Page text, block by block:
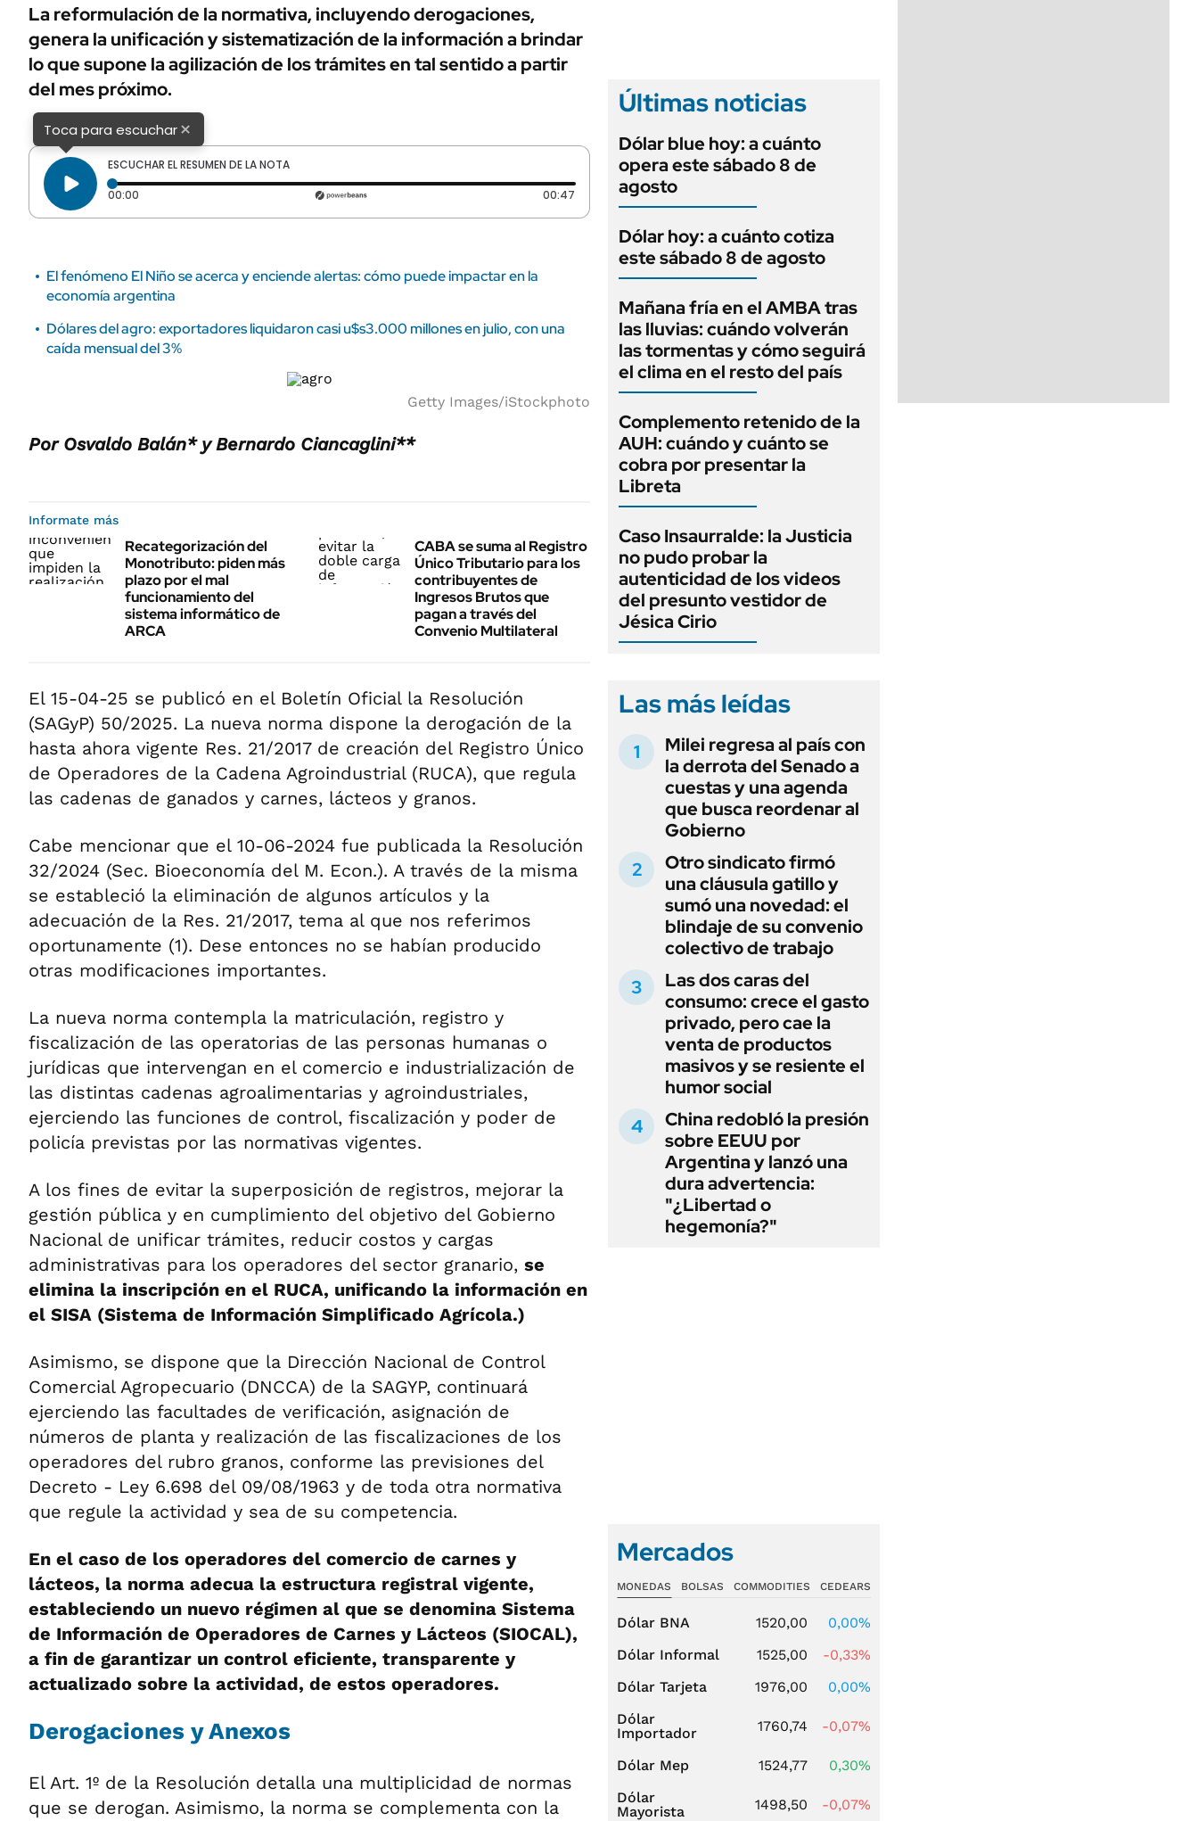
ÁMBITO DEBATE
MEDIAKIT AMBITO DEBATE
URUGUAY
LIFESTYLE
AUTOS
La reformulación de la normativa, incluyendo derogaciones,
genera la unificación y sistematización de la información a brindar
lo que supone la agilización de los trámites en tal sentido a partir
del mes próximo.
Toca para escuchar×
ESCUCHAR EL RESUMEN DE LA NOTA
00:00 Tiempo transcurrido: 0 segundos 00:47 Duración: 47 segundos
El fenómeno El Niño se acerca y enciende alertas: cómo puede impactar en la
economía argentina
Dólares del agro: exportadores liquidaron casi u$s3.000 millones en julio, con una
caída mensual del 3%
Getty Images/iStockphoto
Por Osvaldo Balán* y Bernardo Ciancaglini**
Informate más
Recategorización del
Monotributo: piden más
plazo por el mal
funcionamiento del
sistema informático de
ARCA
CABA se suma al Registro
Único Tributario para los
contribuyentes de
Ingresos Brutos que
pagan a través del
Convenio Multilateral
El 15-04-25 se publicó en el Boletín Oficial la Resolución
(SAGyP) 50/2025. La nueva norma dispone la derogación de la
hasta ahora vigente Res. 21/2017 de creación del Registro Único
de Operadores de la Cadena Agroindustrial (RUCA), que regula
las cadenas de ganados y carnes, lácteos y granos.
Cabe mencionar que el 10-06-2024 fue publicada la Resolución
32/2024 (Sec. Bioeconomía del M. Econ.). A través de la misma
se estableció la eliminación de algunos artículos y la
adecuación de la Res. 21/2017, tema al que nos referimos
oportunamente (1). Dese entonces no se habían producido
otras modificaciones importantes.
La nueva norma contempla la matriculación, registro y
fiscalización de las operatorias de las personas humanas o
jurídicas que intervengan en el comercio e industrialización de
las distintas cadenas agroalimentarias y agroindustriales,
ejerciendo las funciones de control, fiscalización y poder de
policía previstas por las normativas vigentes.
A los fines de evitar la superposición de registros, mejorar la
gestión pública y en cumplimiento del objetivo del Gobierno
Nacional de unificar trámites, reducir costos y cargas
administrativas para los operadores del sector granario, se
elimina la inscripción en el RUCA, unificando la información en
el SISA (Sistema de Información Simplificado Agrícola.)
Asimismo, se dispone que la Dirección Nacional de Control
Comercial Agropecuario (DNCCA) de la SAGYP, continuará
ejerciendo las facultades de verificación, asignación de
números de planta y realización de las fiscalizaciones de los
operadores del rubro granos, conforme las previsiones del
Decreto - Ley 6.698 del 09/08/1963 y de toda otra normativa
que regule la actividad y sea de su competencia.
En el caso de los operadores del comercio de carnes y
lácteos, la norma adecua la estructura registral vigente,
estableciendo un nuevo régimen al que se denomina Sistema
de Información de Operadores de Carnes y Lácteos (SIOCAL),
a fin de garantizar un control eficiente, transparente y
actualizado sobre la actividad, de estos operadores.
Derogaciones y Anexos
El Art. 1º de la Resolución detalla una multiplicidad de normas
que se derogan. Asimismo, la norma se complementa con la
Últimas noticias
Dólar blue hoy: a cuánto
opera este sábado 8 de
agosto
Dólar hoy: a cuánto cotiza
este sábado 8 de agosto
Mañana fría en el AMBA tras
las lluvias: cuándo volverán
las tormentas y cómo seguirá
el clima en el resto del país
Complemento retenido de la
AUH: cuándo y cuánto se
cobra por presentar la
Libreta
Caso Insaurralde: la Justicia
no pudo probar la
autenticidad de los videos
del presunto vestidor de
Jésica Cirio
Las más leídas
Milei regresa al país con
la derrota del Senado a
cuestas y una agenda
que busca reordenar al
Gobierno
Otro sindicato firmó
una cláusula gatillo y
sumó una novedad: el
blindaje de su convenio
colectivo de trabajo
Las dos caras del
consumo: crece el gasto
privado, pero cae la
venta de productos
masivos y se resiente el
humor social
China redobló la presión
sobre EEUU por
Argentina y lanzó una
dura advertencia:
"¿Libertad o
hegemonía?"
Mercados
MONEDAS BOLSAS COMMODITIES CEDEARS
Dólar BNA 1520,00
0,00%
Dólar Informal
1525,00
-0,33%
Dólar Tarjeta
1976,00
0,00%
Dólar
Importador
1760,74 -0,07%
Dólar Mep 1524,77
0,30%
Dólar
Mayorista
1498,50 -0,07%